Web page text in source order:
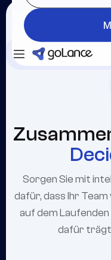
Sorgen Sie mit
dafür, dass Ihr
auf dem
dafür